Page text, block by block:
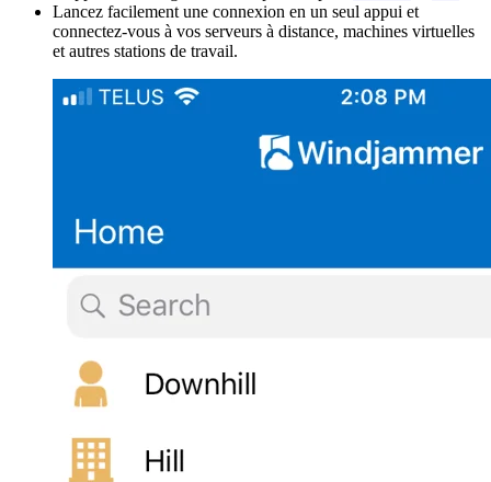
Lancez facilement une connexion en un seul appui et
connectez-vous à vos serveurs à distance, machines virtuelles
et autres stations de travail.